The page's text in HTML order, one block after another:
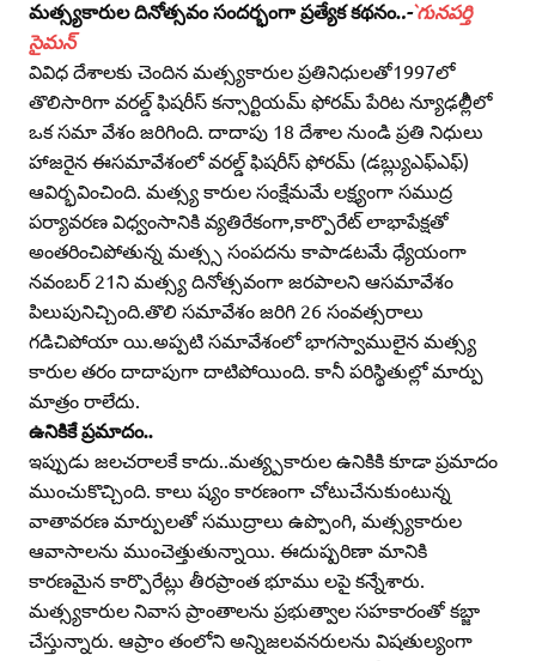
మత్స్యకారుల దినోత్సవం సందర్భంగా ప్రత్యేక కథనం..-`గునపర్తి
సైమన్‌
వివిధ దేశాలకు చెందిన మత్స్యకారుల ప్రతినిధులతో1997లో
తొలిసారిగా వరల్డ్‌ ఫిషరీస్‌ కన్సార్టియమ్‌ ఫోరమ్‌ పేరిట న్యూఢల్లీిలో
ఒక సమా వేశం జరిగింది. దాదాపు 18 దేశాల నుండి ప్రతి నిధులు
హాజరైన ఈసమావేశంలో వరల్డ్‌ ఫిషరీస్‌ ఫోరమ్‌ (డబ్ల్యుఎఫ్‌ఎఫ్‌)
ఆవిర్భవించింది. మత్స్య కారుల సంక్షేమమే లక్ష్యంగా సముద్ర
పర్యావరణ విధ్వంసానికి వ్యతిరేకంగా,కార్పొరేట్‌ లాభాపేక్షతో
అంతరించిపోతున్న మత్స్స సంపదను కాపాడటమే ధ్యేయంగా
నవంబర్‌ 21ని మత్స్య దినోత్సవంగా జరపాలని ఆసమావేశం
పిలుపునిచ్చింది.తొలి సమావేశం జరిగి 26 సంవత్సరాలు
గడిచిపోయా యి.అప్పటి సమావేశంలో భాగస్వాములైన మత్స్య
కారుల తరం దాదాపుగా దాటిపోయింది. కానీ పరిస్థితుల్లో మార్పు
మాత్రం రాలేదు.
ఉనికికే ప్రమాదం..
ఇప్పుడు జలచరాలకే కాదు..మత్య్పకారుల ఉనికికి కూడా ప్రమాదం
ముంచుకొచ్చింది. కాలు ష్యం కారణంగా చోటుచేనుకుంటున్న
వాతావరణ మార్పులతో సముద్రాలు ఉప్పొంగి, మత్స్యకారుల
ఆవాసాలను ముంచెత్తుతున్నాయి. ఈదుష్పరిణా మానికి
కారణమైన కార్పొరేట్లు తీరప్రాంత భూము లపై కన్నేశారు.
మత్స్యకారుల నివాస ప్రాంతాలను ప్రభుత్వాల సహకారంతో కబ్జా
చేస్తున్నారు. ఆప్రాం తంలోని అన్నిజలవనరులను విషతుల్యంగా